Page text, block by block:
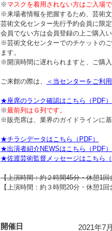
※ マスクを着用されない方はご入場
※来場者情報を把握するため、芸術
芸術文化センター先行予約会員に限
会員でない方は会員登録の上ご購入い
※芸術文化センターでのチケットの
ます。
※開演時間に遅れられますと、ご購
ご来館の際は、 ＜当センターをご利
★座席のランク確認はこちら（PDF）
※最前列はＧ列です。
※販売席は、業界のガイドラインに基
★チラシデータはこちら（PDF）
★出演者紹介NEWSはこちら（PDF）
★佐渡芸術監督メッセージはこちら（
【上演時間：約２時間45分・休憩1回
【上演時間：約３時間20分・休憩1
開催日 2021年7